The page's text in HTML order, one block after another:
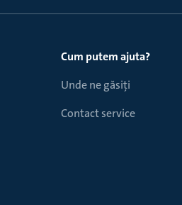
Cum putem ajuta?
Unde ne găsiți
Contact service